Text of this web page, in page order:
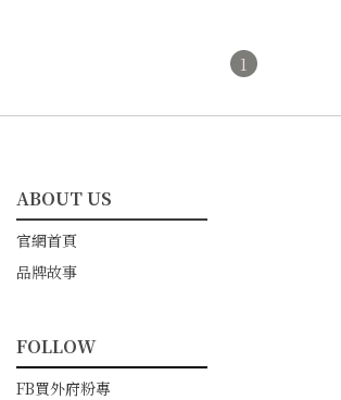
1
ABOUT US
━━━━━━━━━━━
官網首頁
品牌故事
FOLLOW
━━━━━━━━━━━
FB買外府粉專